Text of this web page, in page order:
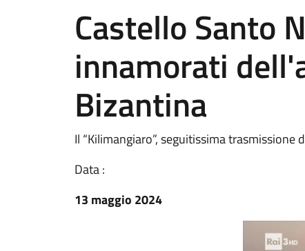
Castello Santo
innamorati
Bizantina
Il “Kilimangiaro”, seguitissima trasmissione
Data :
13 maggio 2024